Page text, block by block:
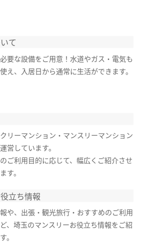
て
要な設備をご用意！水道やガス・電気も
え、入居日から通常に生活ができます。
リーマンション・マンスリーマンション
営しています。
ご利用目的に応じて、幅広くご紹介させ
す。
立ち情報
や、出張・観光旅行・おすすめのご利用
、埼玉のマンスリーお役立ち情報をご紹
。